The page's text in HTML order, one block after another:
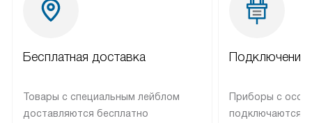
Бесплатная доставка
Товары с специальным лейблом
доставляются бесплатно
Подключение
Приборы с
подключаются к